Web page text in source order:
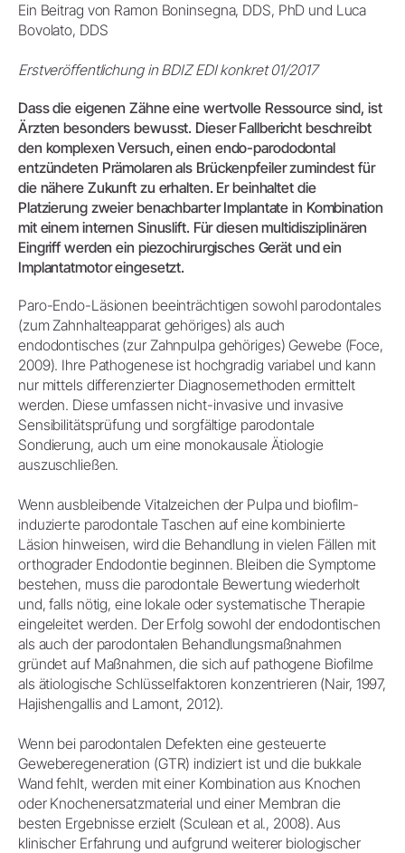
Ein Beitrag von Ramon Boninsegna, DDS, PhD und Luca
Bovolato, DDS
Erstveröffentlichung in BDIZ EDI konkret 01/2017
Dass die eigenen Zähne eine wertvolle Ressource sind, ist
Ärzten besonders bewusst. Dieser Fallbericht beschreibt
den komplexen Versuch, einen endo-parododontal
entzündeten Prämolaren als Brückenpfeiler zumindest für
die nähere Zukunft zu erhalten. Er beinhaltet die
Platzierung zweier benachbarter Implantate in Kombination
mit einem internen Sinuslift. Für diesen multidisziplinären
Eingriff werden ein piezochirurgisches Gerät und ein
Implantatmotor eingesetzt.
Paro-Endo-Läsionen beeinträchtigen sowohl parodontales
(zum Zahnhalteapparat gehöriges) als auch
endodontisches (zur Zahnpulpa gehöriges) Gewebe (Foce,
2009). Ihre Pathogenese ist hochgradig variabel und kann
nur mittels differenzierter Diagnosemethoden ermittelt
werden. Diese umfassen nicht-invasive und invasive
Sensibilitätsprüfung und sorgfältige parodontale
Sondierung, auch um eine monokausale Ätiologie
auszuschließen.
Wenn ausbleibende Vitalzeichen der Pulpa und biofilm-
induzierte parodontale Taschen auf eine kombinierte
Läsion hinweisen, wird die Behandlung in vielen Fällen mit
orthograder Endodontie beginnen. Bleiben die Symptome
bestehen, muss die parodontale Bewertung wiederholt
und, falls nötig, eine lokale oder systematische Therapie
eingeleitet werden. Der Erfolg sowohl der endodontischen
als auch der parodontalen Behandlungsmaßnahmen
gründet auf Maßnahmen, die sich auf pathogene Biofilme
als ätiologische Schlüsselfaktoren konzentrieren (Nair, 1997,
Hajishengallis and Lamont, 2012).
Wenn bei parodontalen Defekten eine gesteuerte
Geweberegeneration (GTR) indiziert ist und die bukkale
Wand fehlt, werden mit einer Kombination aus Knochen
oder Knochenersatzmaterial und einer Membran die
besten Ergebnisse erzielt (Sculean et al., 2008). Aus
klinischer Erfahrung und aufgrund weiterer biologischer